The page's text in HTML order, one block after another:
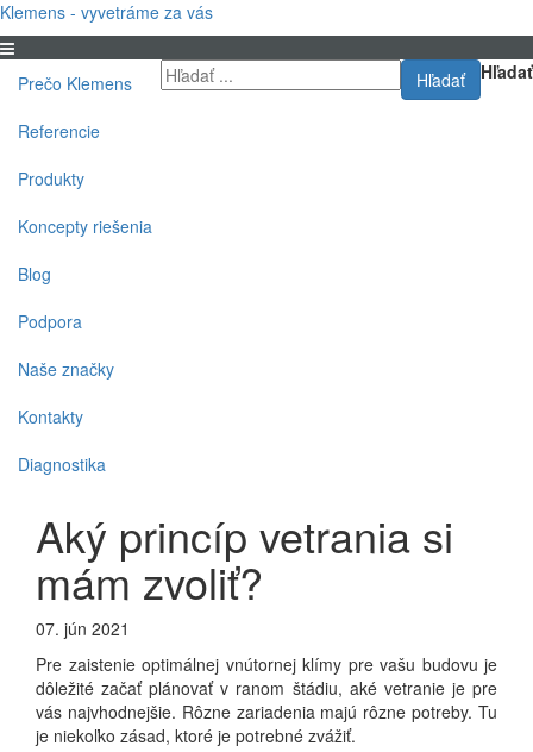
Klemens - vyvetráme za vás
Hľadať
Hľadať
Prečo Klemens
Referencie
Produkty
Koncepty riešenia
Blog
Podpora
Naše značky
Kontakty
Diagnostika
Aký princíp vetrania si
mám zvoliť?
07. jún 2021
Pre zaistenie optimálnej vnútornej klímy pre vašu budovu je
dôležité začať plánovať v ranom štádiu, aké vetranie je pre
vás najvhodnejšie. Rôzne zariadenia majú rôzne potreby.Tu
je niekoľko zásad, ktoré je potrebné zvážiť.